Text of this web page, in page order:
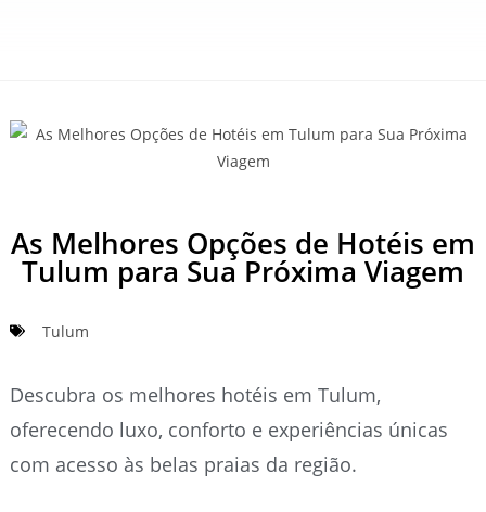
As Melhores Opções de Hotéis em
Tulum para Sua Próxima Viagem
Tulum
Descubra os melhores hotéis em Tulum,
oferecendo luxo, conforto e experiências únicas
com acesso às belas praias da região.